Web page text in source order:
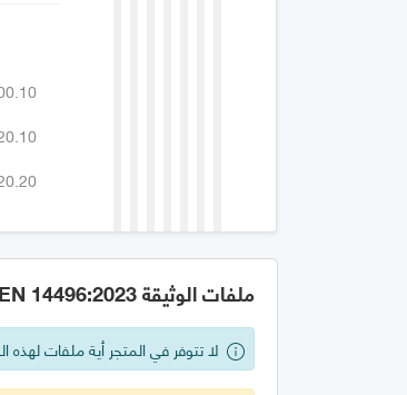
ملفات الوثيقة GSO EN 14496:2023
لا تتوفر في المتجر أية ملفات لهذه